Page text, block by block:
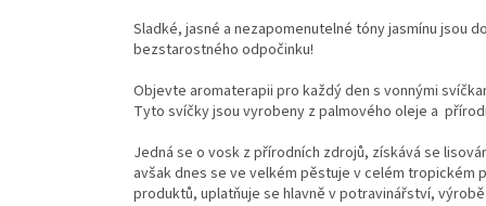
Sladké, jasné a nezapomenutelné tóny jasmínu jsou
bezstarostného odpočinku!
Objevte aromaterapii pro každý den s vonnými
Tyto svíčky jsou vyrobeny z palmového oleje a
Jedná se o vosk z přírodních zdrojů, získává se
avšak dnes se ve velkém pěstuje v celém tropickém
produktů, uplatňuje se hlavně v potravinářství,